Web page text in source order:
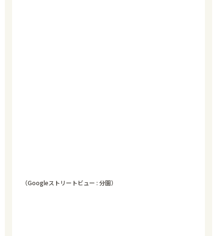
（Googleストリートビュー : 分園）